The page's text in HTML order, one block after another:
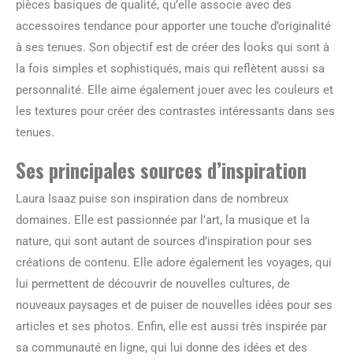
pièces basiques de qualité, qu’elle associe avec des
accessoires tendance pour apporter une touche d’originalité
à ses tenues. Son objectif est de créer des looks qui sont à
la fois simples et sophistiqués, mais qui reflètent aussi sa
personnalité. Elle aime également jouer avec les couleurs et
les textures pour créer des contrastes intéressants dans ses
tenues.
Ses principales sources d’inspiration
Laura Isaaz puise son inspiration dans de nombreux
domaines. Elle est passionnée par l’art, la musique et la
nature, qui sont autant de sources d’inspiration pour ses
créations de contenu. Elle adore également les voyages, qui
lui permettent de découvrir de nouvelles cultures, de
nouveaux paysages et de puiser de nouvelles idées pour ses
articles et ses photos. Enfin, elle est aussi très inspirée par
sa communauté en ligne, qui lui donne des idées et des